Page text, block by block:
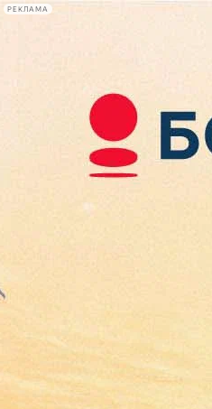
РЕКЛАМА
Сегодня:
2026.08.08
09:39
Афиша Plus